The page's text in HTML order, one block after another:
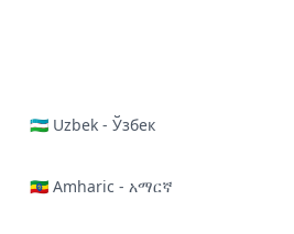
🇺🇿 Uzbek - Ўзбек
🇪🇹 Amharic - አማርኛ